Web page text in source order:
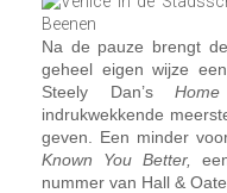
Na de pauze brengt
geheel eigen wijze
Steely Dan’s
indrukwekkende
geven. Een minder
Known You Better,
nummer van Hall &